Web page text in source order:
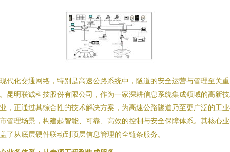
代化交通网络，特别是高速公路系统中，隧道的安全运营与管理至关重
昆明联诚科技股份有限公司，作为一家深耕信息系统集成领域的高新
，正通过其综合性的技术解决方案，为高速公路隧道乃至更广泛的工
管理场景，构建起智能、可靠、高效的控制与安全保障体系。其核心
了从底层硬件联动到顶层信息管理的全链条服务。